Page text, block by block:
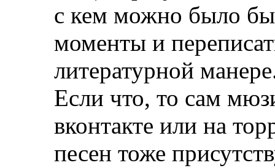
с кем можно было
моменты и
литературной
Если что, то сам
вконтакте или на
песен тоже